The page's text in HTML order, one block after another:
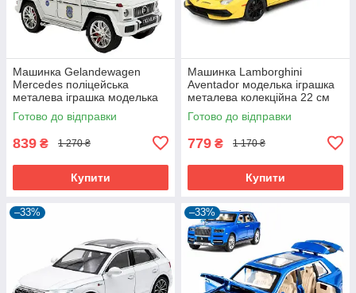
Машинка Gelandewagen
Mercedes поліцейська
металева іграшка моделька
колекційна 22 см Білий
(60809)
Готово до відправки
839 ₴ 1 270 ₴
Купити
Машинка Lamborghini
Aventador моделька іграшка
металева колекційна 22 см
Жовтий (60625)
Готово до відправки
779 ₴ 1 170 ₴
Купити
–33% –33%